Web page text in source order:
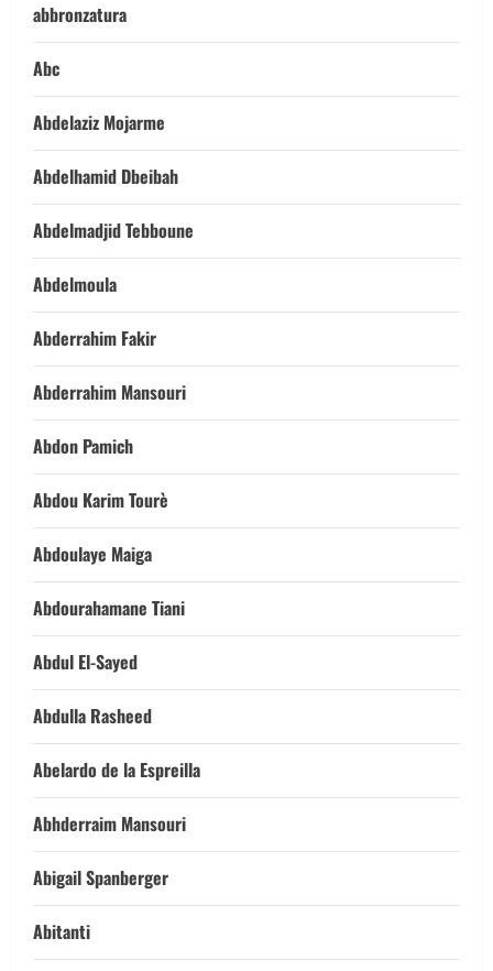
abbronzatura
Abc
Abdelaziz Mojarme
Abdelhamid Dbeibah
Abdelmadjid Tebboune
Abdelmoula
Abderrahim Fakir
Abderrahim Mansouri
Abdon Pamich
Abdou Karim Tourè
Abdoulaye Maiga
Abdourahamane Tiani
Abdul El-Sayed
Abdulla Rasheed
Abelardo de la Espreilla
Abhderraim Mansouri
Abigail Spanberger
Abitanti